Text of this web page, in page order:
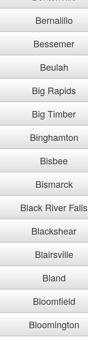
Bernalillo
Bessemer
Beulah
Big Rapids
Big Timber
Binghamton
Bisbee
Bismarck
Black River Falls
Blackshear
Blairsville
Bland
Bloomfield
Bloomington